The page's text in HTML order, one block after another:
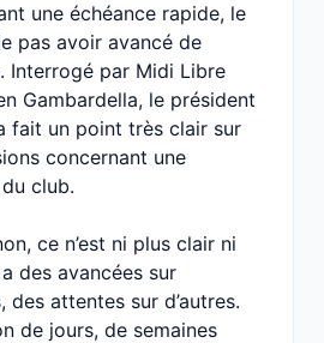
une échéance rapide, le
pas avoir avancé de
Interrogé par Midi Libre
Gambardella, le président
fait un point très clair sur
concernant une
club.
ce n’est ni plus clair ni
des avancées sur
des attentes sur d’autres.
de jours, de semaines